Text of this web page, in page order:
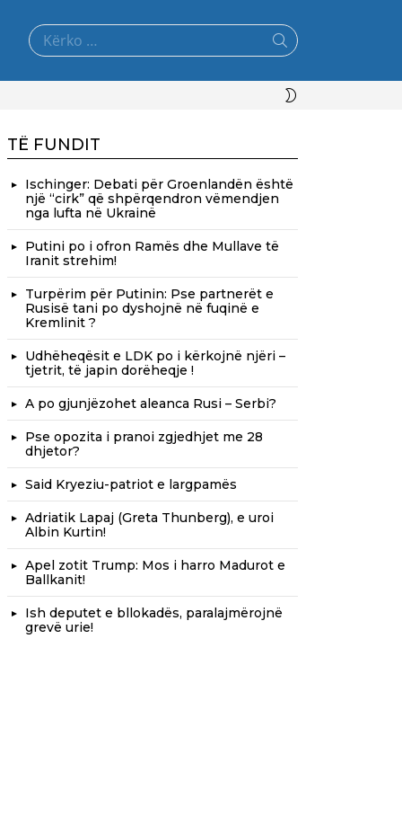
Search
for:
TË FUNDIT
Ischinger: Debati për Groenlandën është
një “cirk” që shpërqendron vëmendjen
nga lufta në Ukrainë
Putini po i ofron Ramës dhe Mullave të
Iranit strehim!
Turpërim për Putinin: Pse partnerët e
Rusisë tani po dyshojnë në fuqinë e
Kremlinit ?
Udhëheqësit e LDK po i kërkojnë njëri –
tjetrit, të japin dorëheqje !
A po gjunjëzohet aleanca Rusi – Serbi?
Pse opozita i pranoi zgjedhjet me 28
dhjetor?
Said Kryeziu-patriot e largpamës
Adriatik Lapaj (Greta Thunberg), e uroi
Albin Kurtin!
Apel zotit Trump: Mos i harro Madurot e
Ballkanit!
Ish deputet e bllokadës, paralajmërojnë
grevë urie!